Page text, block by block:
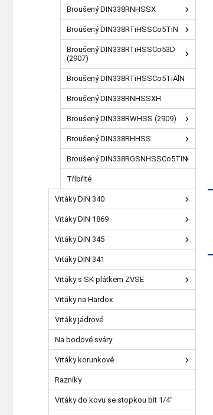
Broušený DIN338RNHSSX
Broušený DIN338RTiHSSCo5TiN
Broušený DIN338RTiHSSCo53D
(2907)
Broušený DIN338RTiHSSCo5TiAlN
Broušený DIN338RNHSSXH
Broušený DIN338RWHSS (2909)
Broušený DIN338RHHSS
Broušený DIN338RGSNHSSCo5TIN
Tříbřité
Vrtáky DIN 340
Vrtáky DIN 1869
Vrtáky DIN 345
Vrtáky DIN 341
Vrtáky s SK plátkem ZVSE
Vrtáky na Hardox
Vrtáky jádrové
Na bodové sváry
Vrtáky korunkové
Razníky
Vrtáky do kovu se stopkou bit 1/4"